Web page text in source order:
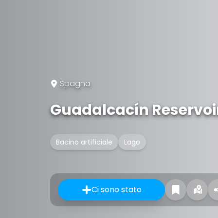
Spagna
Guadalcacín
Bacino artificiale Lago
Ci sono stato